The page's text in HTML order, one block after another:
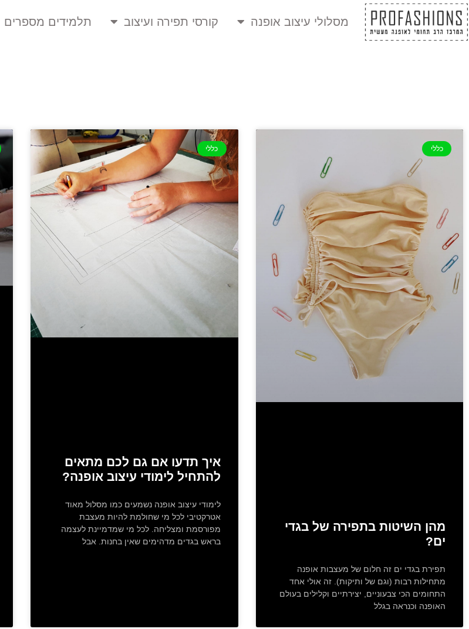
מסלולי עיצוב אופנה קורסי תפירה ועיצוב תלמידים מספרים
כללי
מהן השיטות בתפירה של בגדי
ים?
תפירת בגדי ים זה חלום של מעצבות אופנה
מתחילות רבות (וגם של ותיקות). זה אולי אחד
התחומים הכי צבעוניים, יצירתיים וקלילים בעולם
האופנה וכנראה בגלל
כללי
איך תדעו אם גם לכם מתאים
להתחיל לימודי עיצוב אופנה?
לימודי עיצוב אופנה נשמעים כמו מסלול מאוד
אטרקטיבי לכל מי שחולמת להיות מעצבת
מפורסמת ומצליחה. לכל מי שמדמיינת לעצמה
בראש בגדים מדהימים שאין בחנות. אבל